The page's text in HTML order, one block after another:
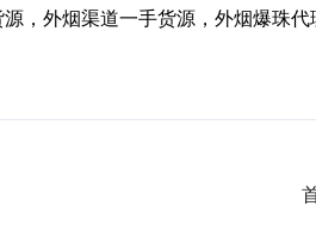
，外烟渠道一手货源，外烟爆珠代